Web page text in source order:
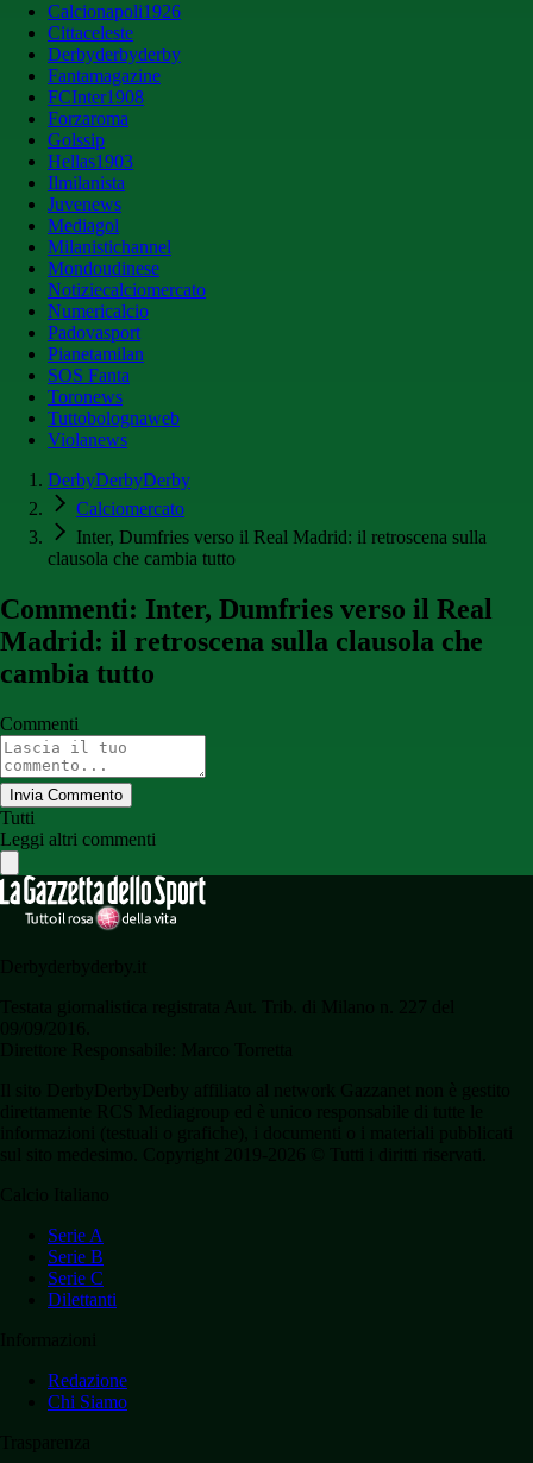
Calcionapoli1926
Cittaceleste
Derbyderbyderby
Fantamagazine
FCInter1908
Forzaroma
Golssip
Hellas1903
Ilmilanista
Juvenews
Mediagol
Milanistichannel
Mondoudinese
Notiziecalciomercato
Numericalcio
Padovasport
Pianetamilan
SOS Fanta
Toronews
Tuttobolognaweb
Violanews
DerbyDerbyDerby
Calciomercato
Inter, Dumfries verso il Real Madrid: il retroscena sulla
clausola che cambia tutto
Commenti: Inter, Dumfries verso il Real
Madrid: il retroscena sulla clausola che
cambia tutto
Commenti
Invia Commento
Tutti
Leggi altri commenti
Serie A
Serie B
Serie C
Dilettanti
Redazione
Chi Siamo